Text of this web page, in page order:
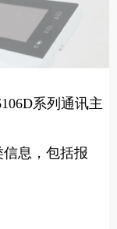
系列通讯主
息，包括报